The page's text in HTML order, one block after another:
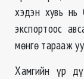
хэдэн хувь нь
экспортоос
мөнгө тарааж
Хамгийн үр